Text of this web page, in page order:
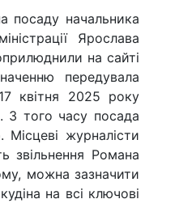
посаду начальника
Ярослава
на сайті
передувала
квітня 2025 року
З того часу посада
Місцеві журналісти
звільнення Романа
можна зазначити
на всі ключові